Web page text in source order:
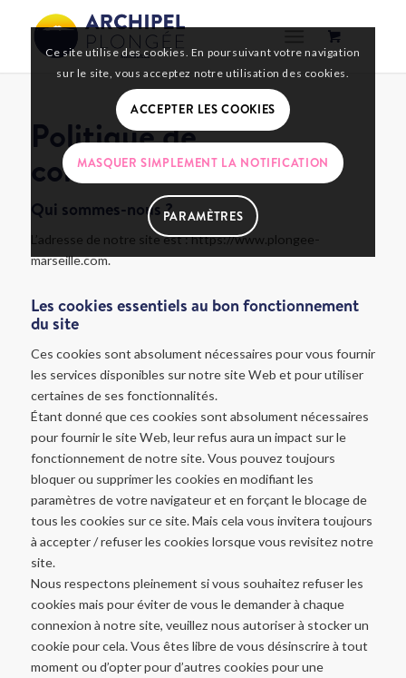
Politique de
confidentialité
Qui sommes-nous ?
L’adresse de notre site est : https://www.plongee-
marseille.com.
Les cookies essentiels au bon fonctionnement
du site
Ces cookies sont absolument nécessaires pour vous fournir
les services disponibles sur notre site Web et pour utiliser
certaines de ses fonctionnalités.
Étant donné que ces cookies sont absolument nécessaires
pour fournir le site Web, leur refus aura un impact sur le
fonctionnement de notre site. Vous pouvez toujours
bloquer ou supprimer les cookies en modifiant les
paramètres de votre navigateur et en forçant le blocage de
tous les cookies sur ce site. Mais cela vous invitera toujours
à accepter / refuser les cookies lorsque vous revisitez notre
site.
Nous respectons pleinement si vous souhaitez refuser les
cookies mais pour éviter de vous le demander à chaque
connexion à notre site, veuillez nous autoriser à stocker un
cookie pour cela. Vous êtes libre de vous désinscrire à tout
moment ou d’opter pour d’autres cookies pour une
Ce site utilise des cookies. En poursuivant votre navigation
sur le site, vous acceptez notre utilisation des cookies.
ACCEPTER LES COOKIES
MASQUER SIMPLEMENT LA NOTIFICATION
PARAMÈTRES